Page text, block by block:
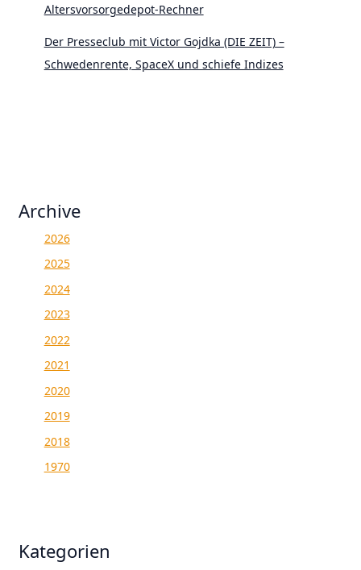
Altersvorsorgedepot-Rechner
Der Presseclub mit Victor Gojdka (DIE ZEIT) –
Schwedenrente, SpaceX und schiefe Indizes
Archive
2026
2025
2024
2023
2022
2021
2020
2019
2018
1970
Kategorien